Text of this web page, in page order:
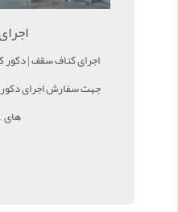
اجرای کناف سقف | دکور
جهت سفارش اجرای
های 091 ...